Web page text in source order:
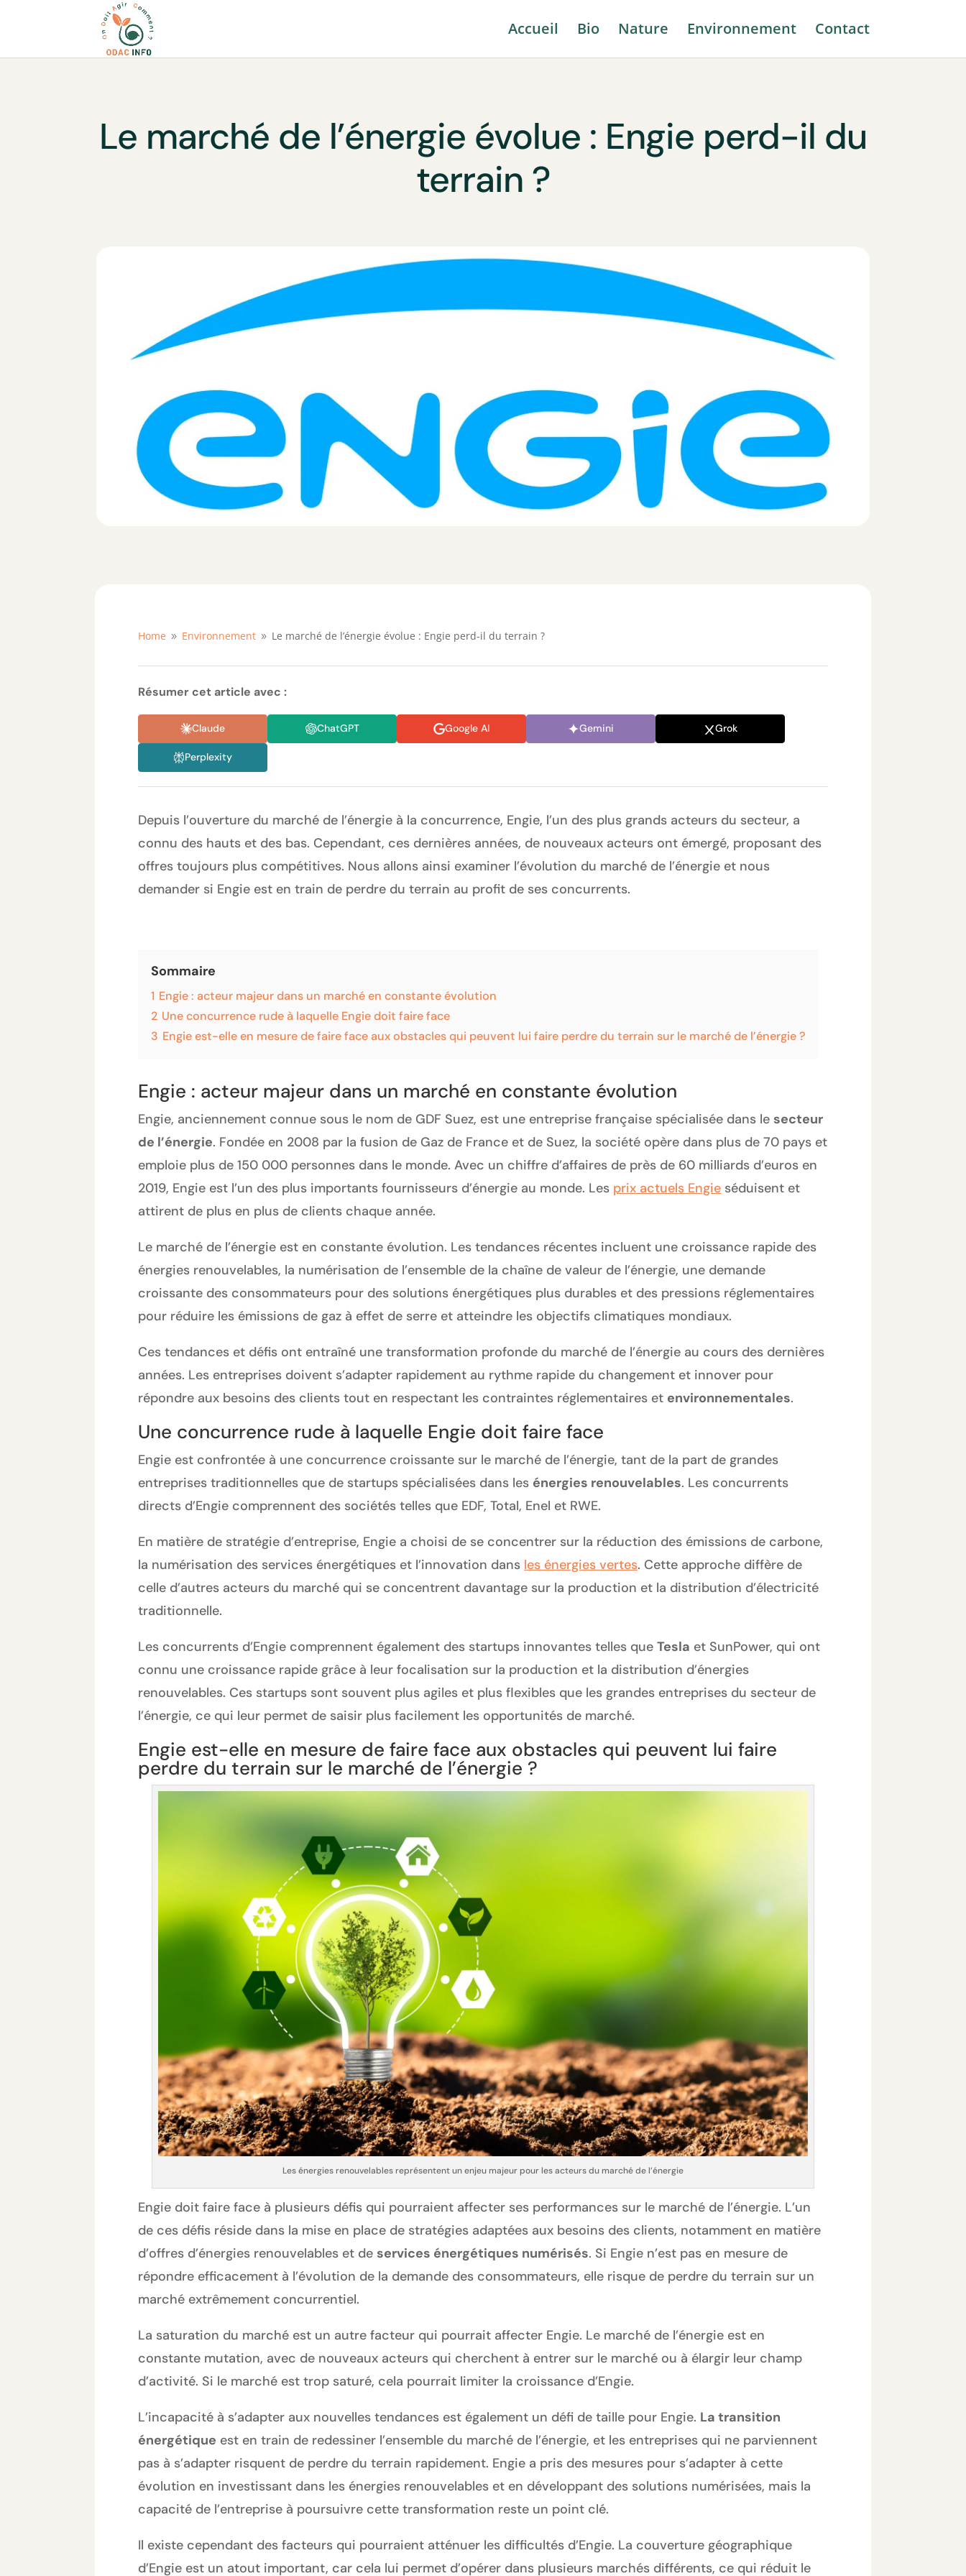
Accueil Bio Nature Environnement Contact
Le marché de l’énergie évolue : Engie perd-il du
terrain ?
Home 9 Environnement 9 Le marché de l’énergie évolue : Engie perd-il du terrain ?
Résumer cet article avec :
Claude ChatGPT Google AI Gemini Grok
Perplexity
Depuis l’ouverture du marché de l’énergie à la concurrence, Engie, l’un des plus grands acteurs du secteur, a
connu des hauts et des bas. Cependant, ces dernières années, de nouveaux acteurs ont émergé, proposant des
offres toujours plus compétitives. Nous allons ainsi examiner l’évolution du marché de l’énergie et nous
demander si Engie est en train de perdre du terrain au profit de ses concurrents.
Sommaire
1 Engie : acteur majeur dans un marché en constante évolution
2 Une concurrence rude à laquelle Engie doit faire face
3 Engie est-elle en mesure de faire face aux obstacles qui peuvent lui faire perdre du terrain sur le marché de l’énergie ?
Engie : acteur majeur dans un marché en constante évolution
Engie, anciennement connue sous le nom de GDF Suez, est une entreprise française spécialisée dans le secteur
de l’énergie. Fondée en 2008 par la fusion de Gaz de France et de Suez, la société opère dans plus de 70 pays et
emploie plus de 150 000 personnes dans le monde. Avec un chiffre d’affaires de près de 60 milliards d’euros en
2019, Engie est l’un des plus importants fournisseurs d’énergie au monde. Les prix actuels Engie séduisent et
attirent de plus en plus de clients chaque année.
Le marché de l’énergie est en constante évolution. Les tendances récentes incluent une croissance rapide des
énergies renouvelables, la numérisation de l’ensemble de la chaîne de valeur de l’énergie, une demande
croissante des consommateurs pour des solutions énergétiques plus durables et des pressions réglementaires
pour réduire les émissions de gaz à effet de serre et atteindre les objectifs climatiques mondiaux.
Ces tendances et défis ont entraîné une transformation profonde du marché de l’énergie au cours des dernières
années. Les entreprises doivent s’adapter rapidement au rythme rapide du changement et innover pour
répondre aux besoins des clients tout en respectant les contraintes réglementaires et environnementales.
Une concurrence rude à laquelle Engie doit faire face
Engie est confrontée à une concurrence croissante sur le marché de l’énergie, tant de la part de grandes
entreprises traditionnelles que de startups spécialisées dans les énergies renouvelables. Les concurrents
directs d’Engie comprennent des sociétés telles que EDF, Total, Enel et RWE.
En matière de stratégie d’entreprise, Engie a choisi de se concentrer sur la réduction des émissions de carbone,
la numérisation des services énergétiques et l’innovation dans les énergies vertes. Cette approche diffère de
celle d’autres acteurs du marché qui se concentrent davantage sur la production et la distribution d’électricité
traditionnelle.
Les concurrents d’Engie comprennent également des startups innovantes telles que Tesla et SunPower, qui ont
connu une croissance rapide grâce à leur focalisation sur la production et la distribution d’énergies
renouvelables. Ces startups sont souvent plus agiles et plus flexibles que les grandes entreprises du secteur de
l’énergie, ce qui leur permet de saisir plus facilement les opportunités de marché.
Engie est-elle en mesure de faire face aux obstacles qui peuvent lui faire
perdre du terrain sur le marché de l’énergie ?
Les énergies renouvelables représentent un enjeu majeur pour les acteurs du marché de l’énergie
Engie doit faire face à plusieurs défis qui pourraient affecter ses performances sur le marché de l’énergie. L’un
de ces défis réside dans la mise en place de stratégies adaptées aux besoins des clients, notamment en matière
d’offres d’énergies renouvelables et de services énergétiques numérisés. Si Engie n’est pas en mesure de
répondre efficacement à l’évolution de la demande des consommateurs, elle risque de perdre du terrain sur un
marché extrêmement concurrentiel.
La saturation du marché est un autre facteur qui pourrait affecter Engie. Le marché de l’énergie est en
constante mutation, avec de nouveaux acteurs qui cherchent à entrer sur le marché ou à élargir leur champ
d’activité. Si le marché est trop saturé, cela pourrait limiter la croissance d’Engie.
L’incapacité à s’adapter aux nouvelles tendances est également un défi de taille pour Engie. La transition
énergétique est en train de redessiner l’ensemble du marché de l’énergie, et les entreprises qui ne parviennent
pas à s’adapter risquent de perdre du terrain rapidement. Engie a pris des mesures pour s’adapter à cette
évolution en investissant dans les énergies renouvelables et en développant des solutions numérisées, mais la
capacité de l’entreprise à poursuivre cette transformation reste un point clé.
Il existe cependant des facteurs qui pourraient atténuer les difficultés d’Engie. La couverture géographique
d’Engie est un atout important, car cela lui permet d’opérer dans plusieurs marchés différents, ce qui réduit le